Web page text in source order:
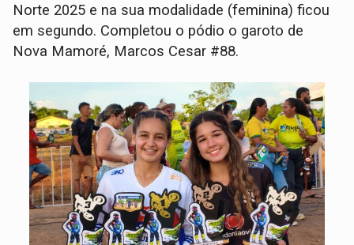
Norte 2025 e na sua modalidade (feminina) ficou
em segundo. Completou o pódio o garoto de
Nova Mamoré, Marcos Cesar #88.